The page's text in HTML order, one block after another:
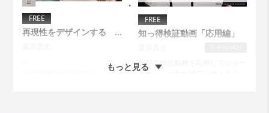
FREE
再現性をデザインする
FREE
知っ得検証動画「応用編」
前回の検証動画を応用してショー
トカットの骨格補正に使えるテク
もっと見る